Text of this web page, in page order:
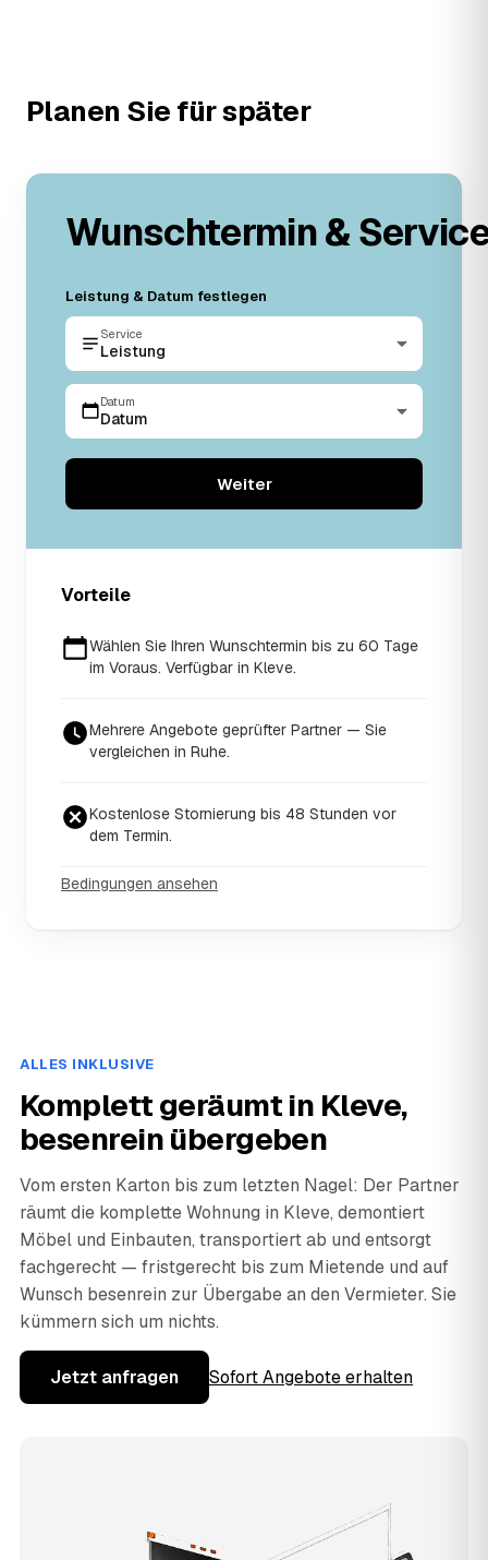
Planen Sie für später
Wunschtermin &
Leistung & Datum festlegen
Service
Leistung
Datum
Datum
Weiter
Vorteile
Wählen Sie Ihren Wunschtermin bis zu 60 Tage
im Voraus. Verfügbar in Kleve.
Mehrere Angebote geprüfter Partner — Sie
vergleichen in Ruhe.
Kostenlose Stornierung bis 48 Stunden vor
dem Termin.
Bedingungen ansehen
ALLES INKLUSIVE
Komplett geräumt in Kleve,
besenrein übergeben
Vom ersten Karton bis zum letzten Nagel: Der Partner
räumt die komplette Wohnung in Kleve, demontiert
Möbel und Einbauten, transportiert ab und entsorgt
fachgerecht — fristgerecht bis zum Mietende und auf
Wunsch besenrein zur Übergabe an den Vermieter. Sie
kümmern sich um nichts.
Jetzt anfragen Sofort Angebote erhalten